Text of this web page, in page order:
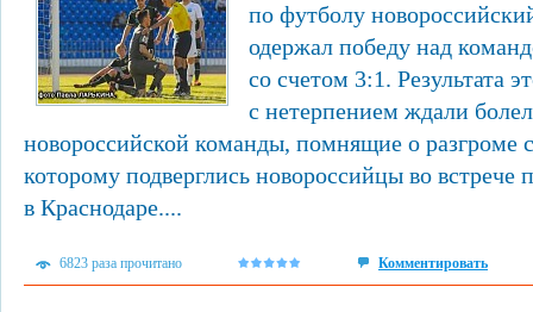
по футболу
одержал победу над
со счетом 3:1. Результата
с нетерпением ждали
новороссийской команды, помнящие о разгроме
которому подверглись новороссийцы во встрече
в Краснодаре....
6823 раза прочитано Комментировать